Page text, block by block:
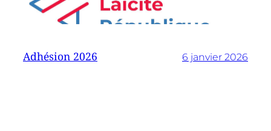
Adhésion 2026 6 janvier 2026